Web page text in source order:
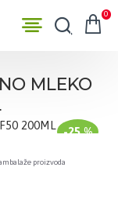
0
MLEKO
-25 %
proizvoda